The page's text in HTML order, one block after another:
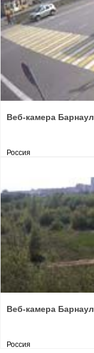
Веб-камера
Россия
Веб-камера
Россия